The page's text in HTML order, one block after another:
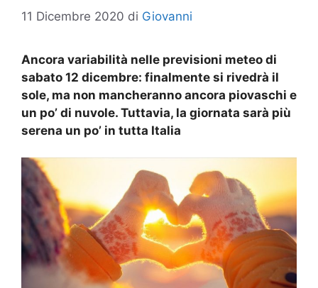
11 Dicembre 2020 di Giovanni
Ancora variabilità nelle previsioni meteo di
sabato 12 dicembre: finalmente si rivedrà il
sole, ma non mancheranno ancora piovaschi e
un po’ di nuvole. Tuttavia, la giornata sarà più
serena un po’ in tutta Italia